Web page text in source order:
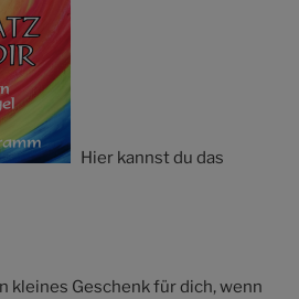
Hier kannst du das
kleines Geschenk für dich, wenn